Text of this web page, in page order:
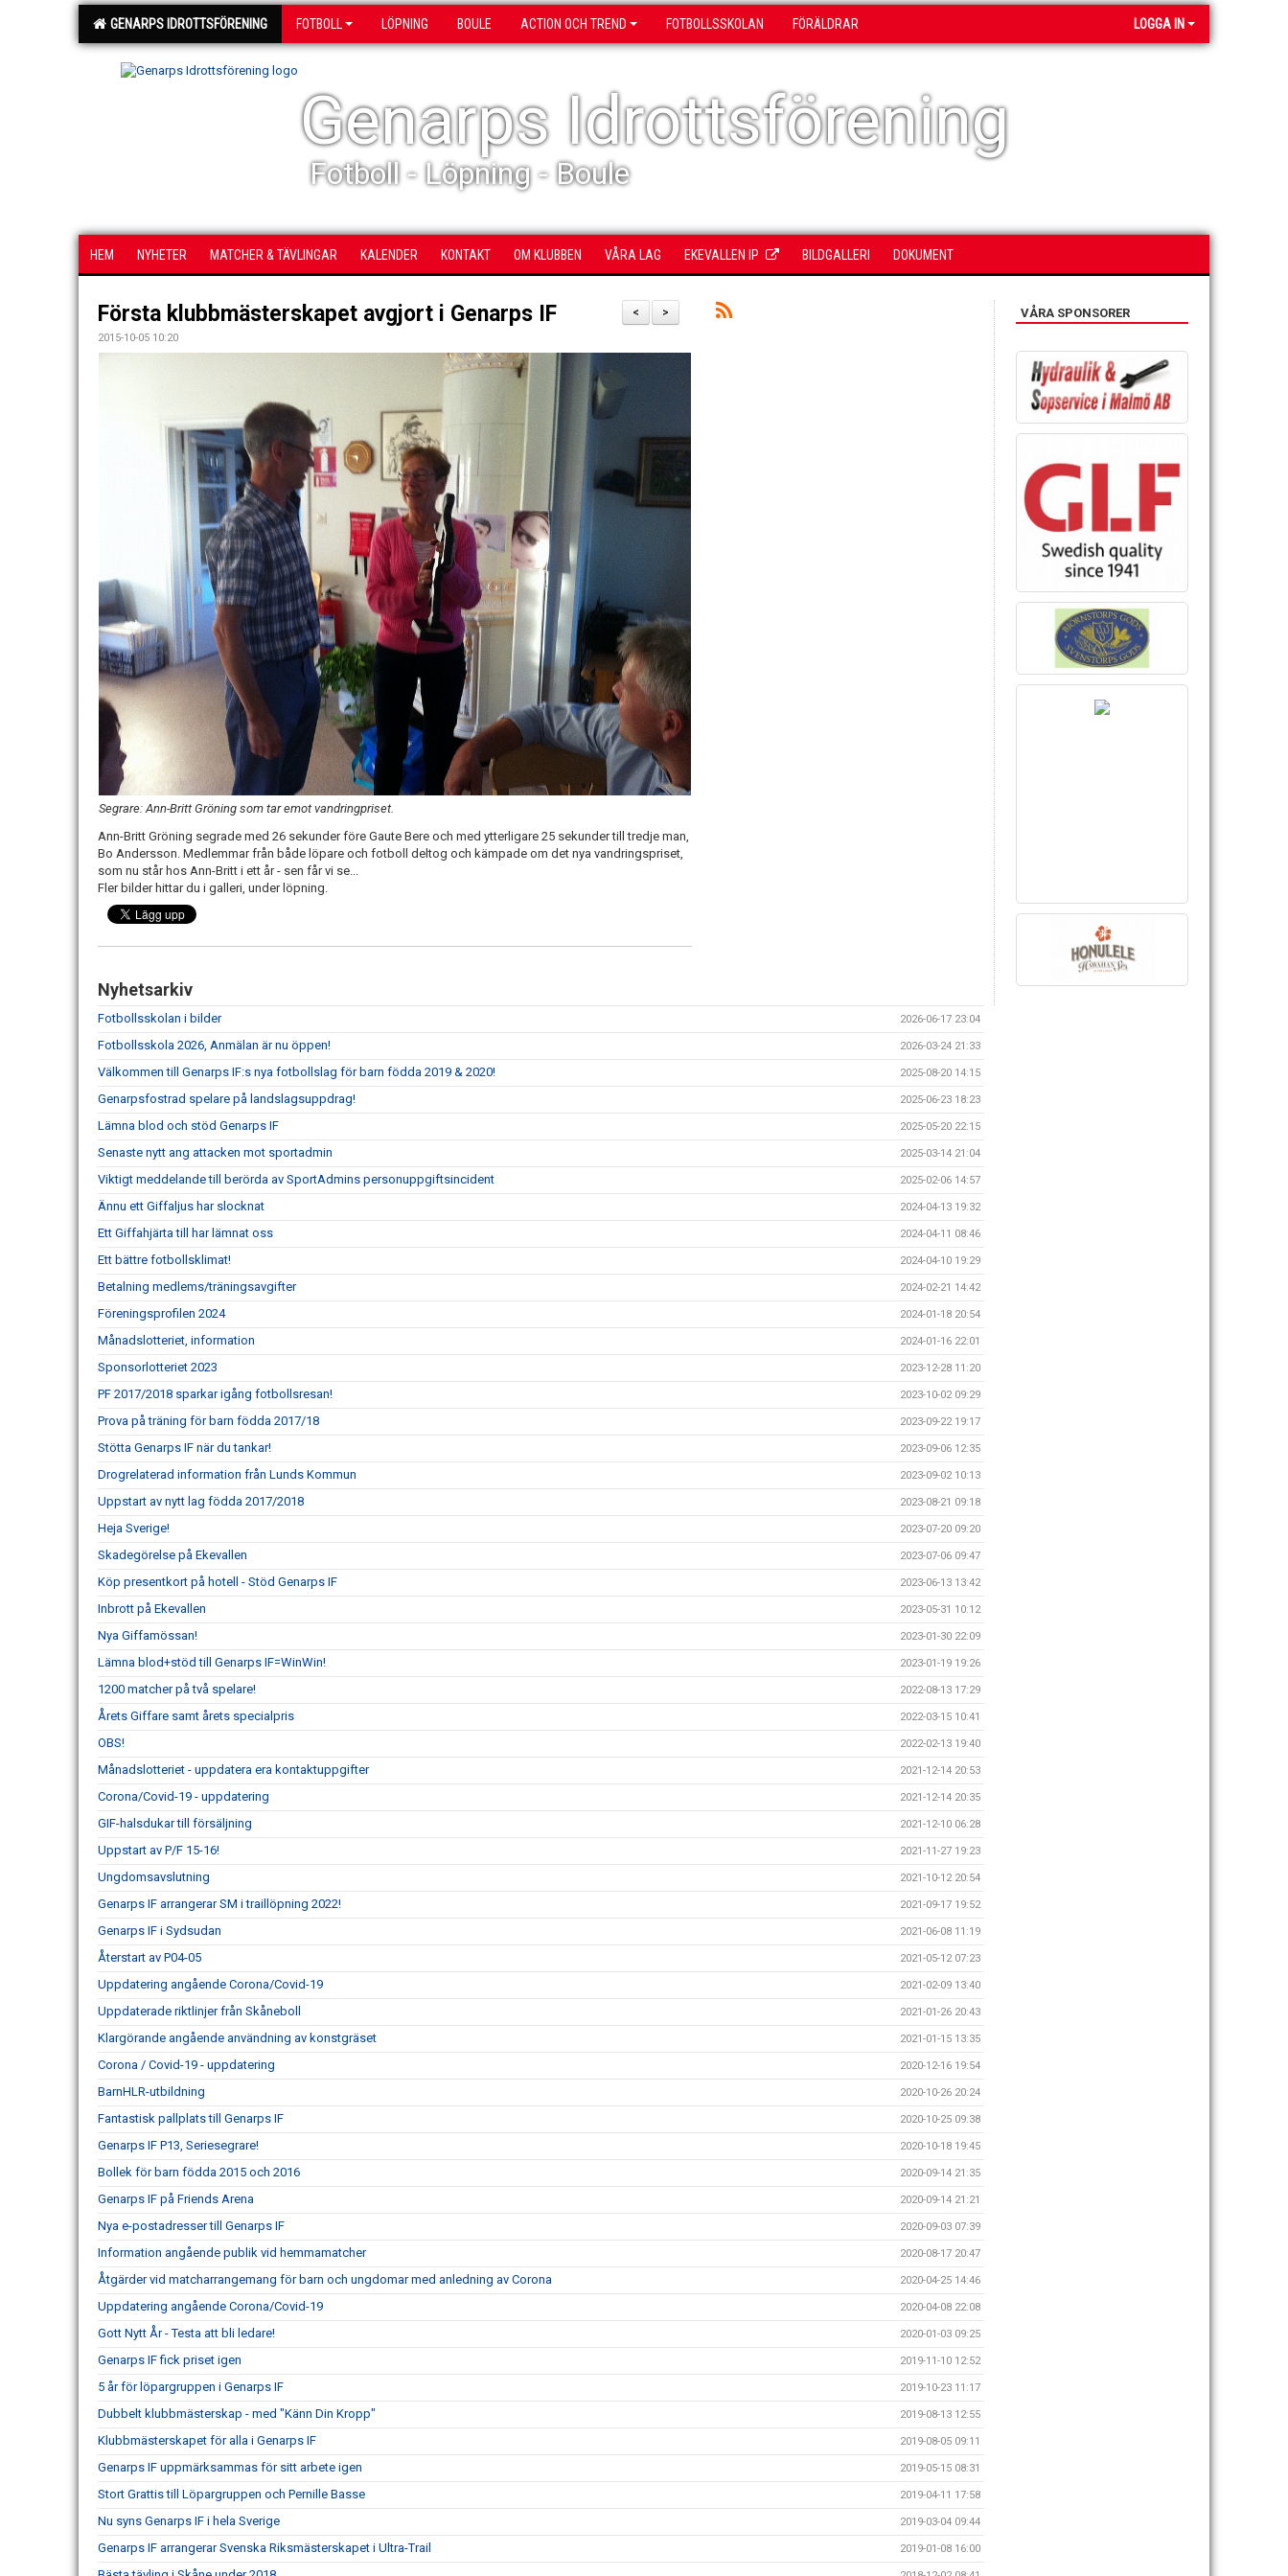
GENARPS IDROTTSFÖRENING FOTBOLL LÖPNING BOULE ACTION OCH TREND FOTBOLLSSKOLAN FÖRÄLDRAR LOGGA IN
Genarps Idrottsförening
Fotboll - Löpning - Boule
HEM NYHETER MATCHER & TÄVLINGAR KALENDER KONTAKT OM KLUBBEN VÅRA LAG EKEVALLEN IP BILDGALLERI DOKUMENT
>
<
Första klubbmästerskapet avgjort i Genarps IF
2015-10-05 10:20
Segrare: Ann-Britt Gröning som tar emot vandringpriset.
Ann-Britt Gröning segrade med 26 sekunder före Gaute Bere och med ytterligare 25 sekunder till tredje man,
Bo Andersson. Medlemmar från både löpare och fotboll deltog och kämpade om det nya vandringspriset,
som nu står hos Ann-Britt i ett år - sen får vi se...
Fler bilder hittar du i galleri, under löpning.
Nyhetsarkiv
Fotbollsskolan i bilder 2026-06-17 23:04
Fotbollsskola 2026, Anmälan är nu öppen! 2026-03-24 21:33
Välkommen till Genarps IF:s nya fotbollslag för barn födda 2019 & 2020! 2025-08-20 14:15
Genarpsfostrad spelare på landslagsuppdrag! 2025-06-23 18:23
Lämna blod och stöd Genarps IF 2025-05-20 22:15
Senaste nytt ang attacken mot sportadmin 2025-03-14 21:04
Viktigt meddelande till berörda av SportAdmins personuppgiftsincident 2025-02-06 14:57
Ännu ett Giffaljus har slocknat 2024-04-13 19:32
Ett Giffahjärta till har lämnat oss 2024-04-11 08:46
Ett bättre fotbollsklimat! 2024-04-10 19:29
Betalning medlems/träningsavgifter 2024-02-21 14:42
Föreningsprofilen 2024 2024-01-18 20:54
Månadslotteriet, information 2024-01-16 22:01
Sponsorlotteriet 2023 2023-12-28 11:20
PF 2017/2018 sparkar igång fotbollsresan! 2023-10-02 09:29
Prova på träning för barn födda 2017/18 2023-09-22 19:17
Stötta Genarps IF när du tankar! 2023-09-06 12:35
Drogrelaterad information från Lunds Kommun 2023-09-02 10:13
Uppstart av nytt lag födda 2017/2018 2023-08-21 09:18
Heja Sverige! 2023-07-20 09:20
Skadegörelse på Ekevallen 2023-07-06 09:47
Köp presentkort på hotell - Stöd Genarps IF 2023-06-13 13:42
Inbrott på Ekevallen 2023-05-31 10:12
Nya Giffamössan! 2023-01-30 22:09
Lämna blod+stöd till Genarps IF=WinWin! 2023-01-19 19:26
1200 matcher på två spelare! 2022-08-13 17:29
Årets Giffare samt årets specialpris 2022-03-15 10:41
OBS! 2022-02-13 19:40
Månadslotteriet - uppdatera era kontaktuppgifter 2021-12-14 20:53
Corona/Covid-19 - uppdatering 2021-12-14 20:35
GIF-halsdukar till försäljning 2021-12-10 06:28
Uppstart av P/F 15-16! 2021-11-27 19:23
Ungdomsavslutning 2021-10-12 20:54
Genarps IF arrangerar SM i traillöpning 2022! 2021-09-17 19:52
Genarps IF i Sydsudan 2021-06-08 11:19
Återstart av P04-05 2021-05-12 07:23
Uppdatering angående Corona/Covid-19 2021-02-09 13:40
Uppdaterade riktlinjer från Skåneboll 2021-01-26 20:43
Klargörande angående användning av konstgräset 2021-01-15 13:35
Corona / Covid-19 - uppdatering 2020-12-16 19:54
BarnHLR-utbildning 2020-10-26 20:24
Fantastisk pallplats till Genarps IF 2020-10-25 09:38
Genarps IF P13, Seriesegrare! 2020-10-18 19:45
Bollek för barn födda 2015 och 2016 2020-09-14 21:35
Genarps IF på Friends Arena 2020-09-14 21:21
Nya e-postadresser till Genarps IF 2020-09-03 07:39
Information angående publik vid hemmamatcher 2020-08-17 20:47
Åtgärder vid matcharrangemang för barn och ungdomar med anledning av Corona 2020-04-25 14:46
Uppdatering angående Corona/Covid-19 2020-04-08 22:08
Gott Nytt År - Testa att bli ledare! 2020-01-03 09:25
Genarps IF fick priset igen 2019-11-10 12:52
5 år för löpargruppen i Genarps IF 2019-10-23 11:17
Dubbelt klubbmästerskap - med "Känn Din Kropp" 2019-08-13 12:55
Klubbmästerskapet för alla i Genarps IF 2019-08-05 09:11
Genarps IF uppmärksammas för sitt arbete igen 2019-05-15 08:31
Stort Grattis till Löpargruppen och Pernille Basse 2019-04-11 17:58
Nu syns Genarps IF i hela Sverige 2019-03-04 09:44
Genarps IF arrangerar Svenska Riksmästerskapet i Ultra-Trail 2019-01-08 16:00
VÅRA SPONSORER